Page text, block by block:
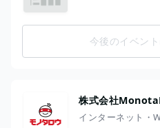
今後のイベン
株式会社
インターネット・